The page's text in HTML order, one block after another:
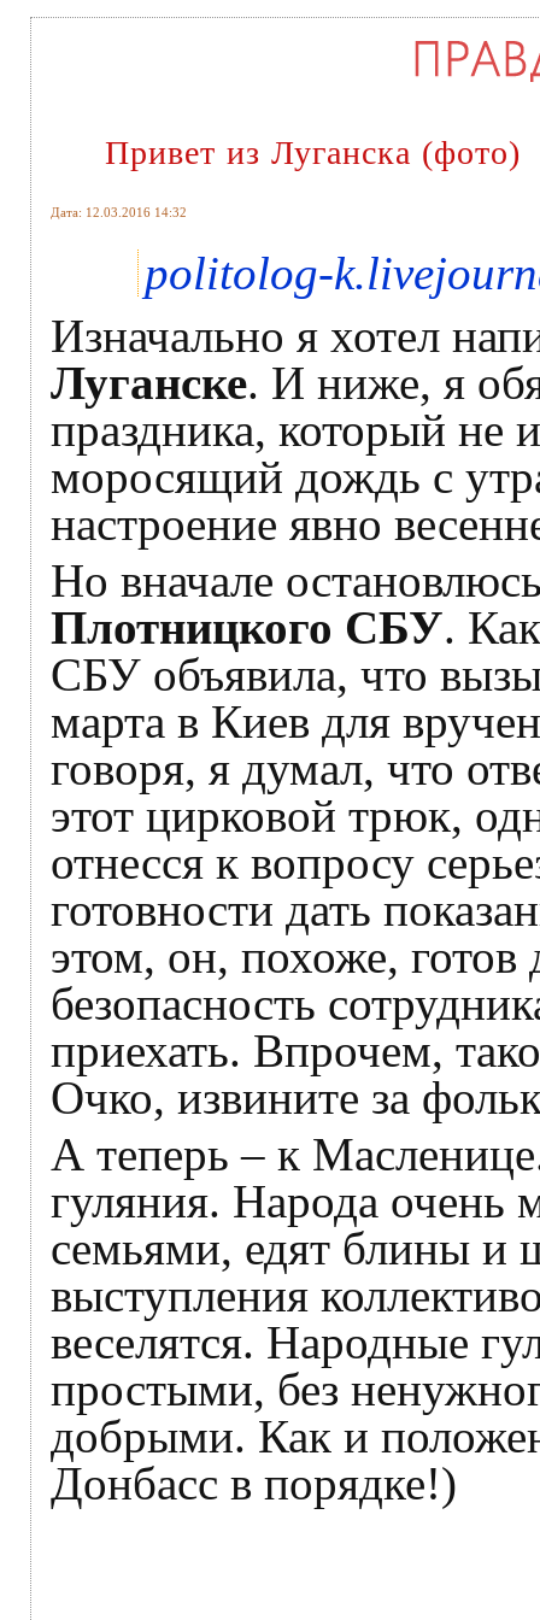
Привет из Луганска (фото)
Дата: 12.03.2016 14:32
politolog-
Изначально я хотел
Луганске. И ниже, я
праздника, который не
моросящий дождь с
настроение явно
Но вначале
Плотницкого СБУ.
СБУ объявила, что
марта в Киев для
говоря, я думал, что
этот цирковой трюк,
отнесся к вопросу
готовности дать
этом, он, похоже, готов
безопасность
приехать. Впрочем,
Очко, извините за
А теперь – к
гуляния. Народа очень
семьями, едят блины
выступления
веселятся. Народные
простыми, без
добрыми. Как и
Донбасс в порядке!)